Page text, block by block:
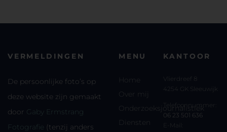
VERMELDINGEN
De persoonlijke foto’s op
deze website zijn gemaakt
door Gaby Ermstrang
Fotografie
(tenzij anders
MENU
Home
Over mij
Onderzoeksjournalistiek
Diensten
KANTOOR
Vlierdreef 8
4254 GK Sleeuwijk
Telefoonnummer:
06 23 501 636
E-Mail: